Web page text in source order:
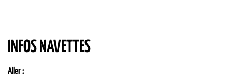
INFOS NAVETTES
Aller :